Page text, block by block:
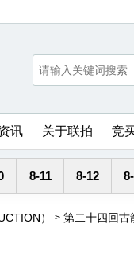
讯 关于联拍 竞
8-11 8-12
） > 第二十四回古